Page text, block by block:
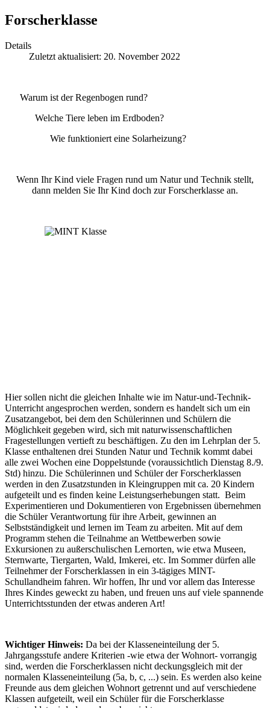
Forscherklasse
Details
Zuletzt aktualisiert: 20. November 2022
Warum ist der Regenbogen rund?
Welche Tiere leben im Erdboden?
Wie funktioniert eine Solarheizung?
Wenn Ihr Kind viele Fragen rund um Natur und Technik stellt,
dann melden Sie Ihr Kind doch zur Forscherklasse an.
Hier sollen nicht die gleichen Inhalte wie im Natur-und-Technik-
Unterricht angesprochen werden, sondern es handelt sich um ein
Zusatzangebot, bei dem den Schülerinnen und Schülern die
Möglichkeit gegeben wird, sich mit naturwissenschaftlichen
Fragestellungen vertieft zu beschäftigen. Zu den im Lehrplan der 5.
Klasse enthaltenen drei Stunden Natur und Technik kommt dabei
alle zwei Wochen eine Doppelstunde (voraussichtlich Dienstag 8./9.
Std) hinzu. Die Schülerinnen und Schüler der Forscherklassen
werden in den Zusatzstunden in Kleingruppen mit ca. 20 Kindern
aufgeteilt und es finden keine Leistungserhebungen statt. Beim
Experimentieren und Dokumentieren von Ergebnissen übernehmen
die Schüler Verantwortung für ihre Arbeit, gewinnen an
Selbstständigkeit und lernen im Team zu arbeiten. Mit auf dem
Programm stehen die Teilnahme an Wettbewerben sowie
Exkursionen zu außerschulischen Lernorten, wie etwa Museen,
Sternwarte, Tiergarten, Wald, Imkerei, etc. Im Sommer dürfen alle
Teilnehmer der Forscherklassen in ein 3-tägiges MINT-
Schullandheim fahren. Wir hoffen, Ihr und vor allem das Interesse
Ihres Kindes geweckt zu haben, und freuen uns auf viele spannende
Unterrichtsstunden der etwas anderen Art!
Wichtiger Hinweis: Da bei der Klasseneinteilung der 5.
Jahrgangsstufe andere Kriterien -wie etwa der Wohnort- vorrangig
sind, werden die Forscherklassen nicht deckungsgleich mit der
normalen Klasseneinteilung (5a, b, c, ...) sein. Es werden also keine
Freunde aus dem gleichen Wohnort getrennt und auf verschiedene
Klassen aufgeteilt, weil ein Schüler für die Forscherklasse